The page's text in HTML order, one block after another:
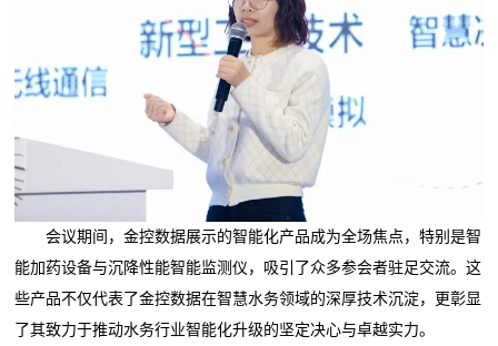
会议期间，金控数据展示的智能化产品成为全场焦点，特别是智
能加药设备与沉降性能智能监测仪，吸引了众多参会者驻足交流。这
些产品不仅代表了金控数据在智慧水务领域的深厚技术沉淀，更彰显
了其致力于推动水务行业智能化升级的坚定决心与卓越实力。